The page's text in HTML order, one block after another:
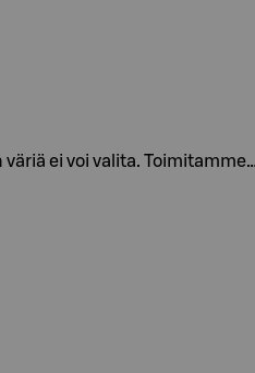
ei voi valita.